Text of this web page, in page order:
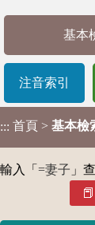
基本
注音索引
::: 首頁 > 基本檢
輸入「 =妻子 」